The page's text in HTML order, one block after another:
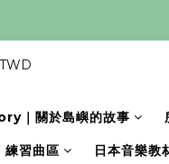
TWD
｜關於島嶼的故事
習曲區 日本音樂